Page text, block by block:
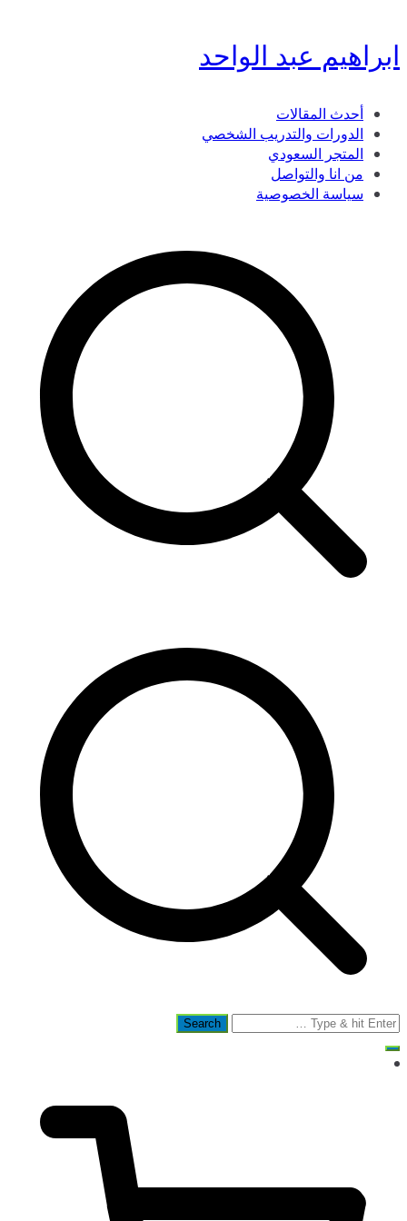
تخطى
إلى
ابراهيم عبد الواحد
أحدث المقالات
الدورات والتدريب الشخصي
المتجر السعودي
من انا والتواصل
سياسة الخصوصية
Search
for: